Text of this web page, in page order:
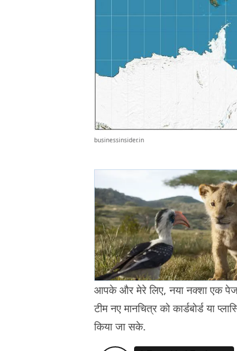
businessinsider.in
आपके और मेरे लिए, नया नक्शा एक
टीम नए मानचित्र को कार्डबोर्ड या
किया जा सके.